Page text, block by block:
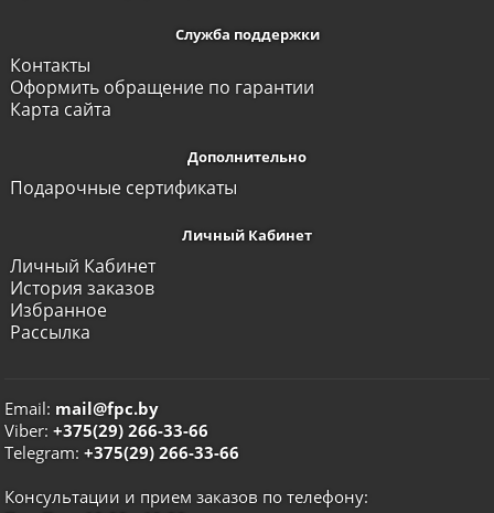
Служба поддержки
Контакты
Оформить обращение по гарантии
Карта сайта
Дополнительно
Подарочные сертификаты
Личный Кабинет
Личный Кабинет
История заказов
Избранное
Рассылка
Email: mail@fpc.by
Viber:+375(29) 266-33-66
Telegram:+375(29) 266-33-66
Консультации и прием заказов по телефону: